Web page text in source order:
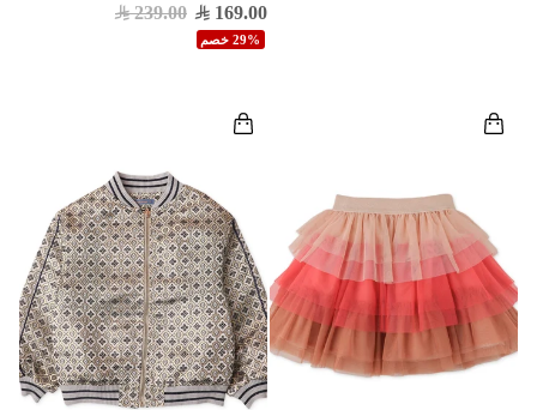
169.00
239.00
29% خصم